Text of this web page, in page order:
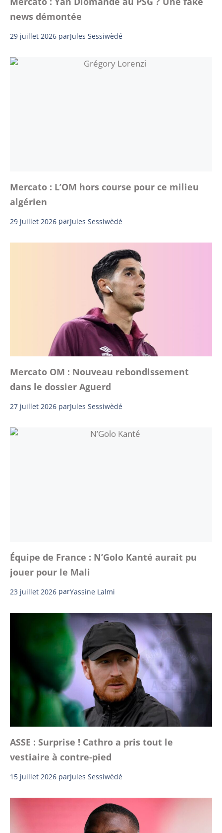
news démontée
29 juillet 2026 parJules Sessiwèdé
Mercato : L’OM hors course pour ce milieu
algérien
29 juillet 2026 parJules Sessiwèdé
Mercato OM : Nouveau rebondissement
dans le dossier Aguerd
27 juillet 2026 parJules Sessiwèdé
Équipe de France : N’Golo Kanté aurait pu
jouer pour le Mali
23 juillet 2026 parYassine Lalmi
ASSE : Surprise ! Cathro a pris tout le
vestiaire à contre-pied
15 juillet 2026 parJules Sessiwèdé